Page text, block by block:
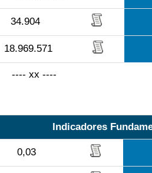
34.904
18.969.571
---- xx ----
Indicadores
0,03